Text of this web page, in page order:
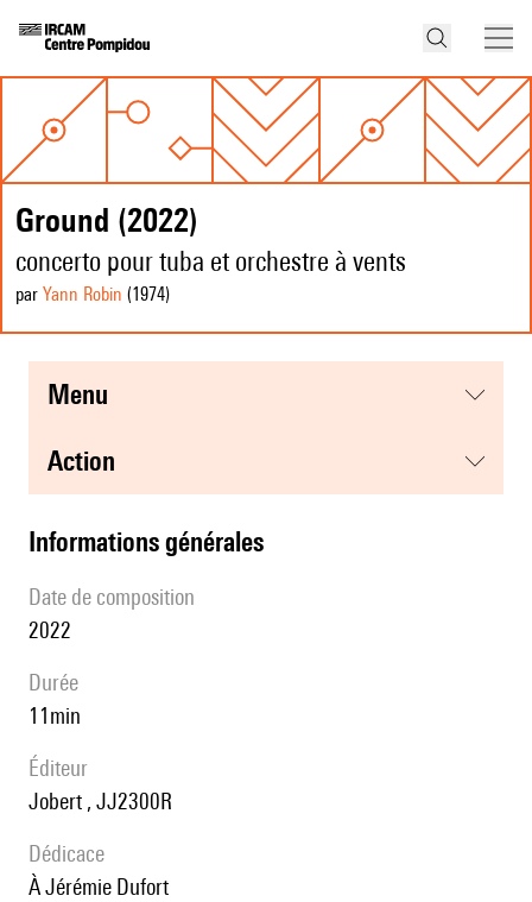
Ground (2022)
concerto pour tuba et orchestre à vents
par Yann Robin (1974)
menu
action
informations générales
date de composition
2022
durée
11min
éditeur
Jobert , JJ2300R
Dédicace
à Jérémie Dufort